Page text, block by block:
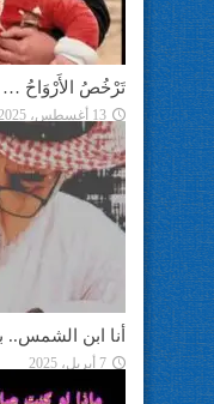
تَرْخُصُ الأَرْوَاحُ
13 أغسطس، 2025
أنا ابن الشمس..
7 أبريل، 2025